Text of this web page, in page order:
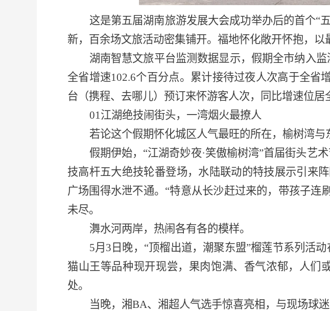
这是第五届湖南旅游发展大会成功举办后的首个“
新，百余场文旅活动密集铺开。福地怀化敞开怀抱，以
湖南智慧文旅平台监测数据显示，假期全市纳入监
全省增速102.6个百分点。累计接待过夜人次高于全省
台（携程、去哪儿）预订来怀游客人次，同比增速位居
01江湖绝技闹街头，一湾烟火最撩人
若论这个假期怀化城区人气最旺的所在，榆树湾与
假期伊始， “江湖奇妙夜·笑傲榆树湾”首届街头艺
技高杆五大绝技轮番登场，水陆联动的特技展示引来
广场围得水泄不通。“特意从长沙赶过来的，带孩子
未尽。
㵲水河两岸，热闹各有各的模样。
5月3日晚，“顶榴出道，潮聚东盟”榴莲节系列活
猫山王等品种现开现尝，果肉饱满、香气浓郁，人们
处。
当晚，湘BA、湘超人气选手惊喜亮相，与现场球